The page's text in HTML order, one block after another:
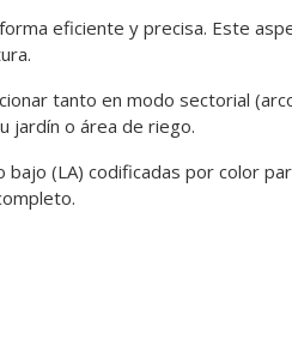
eficiente y precisa. Este
tanto en modo sectorial
jardín o área de riego.
(LA) codificadas por color